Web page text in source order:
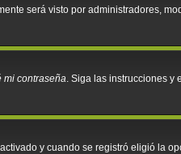
será visto por administradores,
mi contraseña. Siga las instrucciones y
y cuando se registró eligió la